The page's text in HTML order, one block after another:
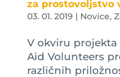
za prostovoljstvo
03. 01. 2019 | Novice,
V okviru projekta
Aid Volunteers
različnih